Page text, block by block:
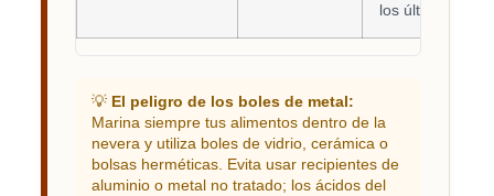
los últimos
💡 El peligro de los boles de metal:
Marina siempre tus alimentos dentro de la
nevera y utiliza boles de vidrio, cerámica o
bolsas herméticas. Evita usar recipientes de
aluminio o metal no tratado; los ácidos del